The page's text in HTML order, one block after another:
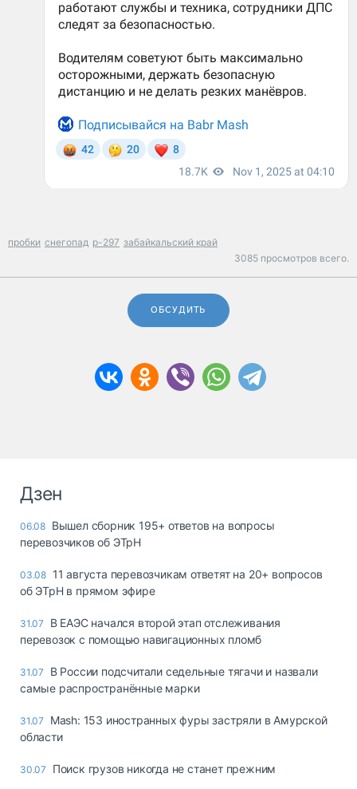
пробки снегопад р-297 забайкальский край
3085 просмотров всего.
ОБСУДИТЬ
Дзен
06.08 Вышел сборник 195+ ответов на вопросы
перевозчиков об ЭТрН
03.08 11 августа перевозчикам ответят на 20+ вопросов
об ЭТрН в прямом эфире
31.07
В ЕАЭС начался второй этап отслеживания
перевозок с помощью навигационных пломб
31.07
В России подсчитали седельные тягачи и назвали
самые распространённые марки
31.07
Mash: 153 иностранных фуры застряли в Амурской
области
30.07 Поиск грузов никогда не станет прежним